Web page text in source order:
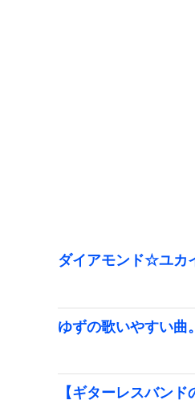
ダイアモンド☆ユカ
ゆずの歌いやすい曲
【ギターレスバン